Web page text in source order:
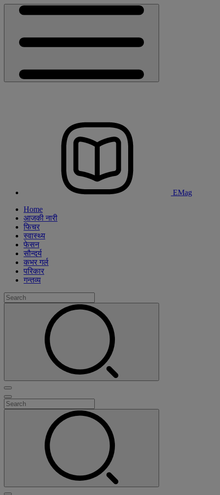
EMag
Home
आजकी नारी
फिचर
स्वास्थ्य
फेसन
सौन्दर्य
कभर गर्ल
परिकार
गन्तव्य